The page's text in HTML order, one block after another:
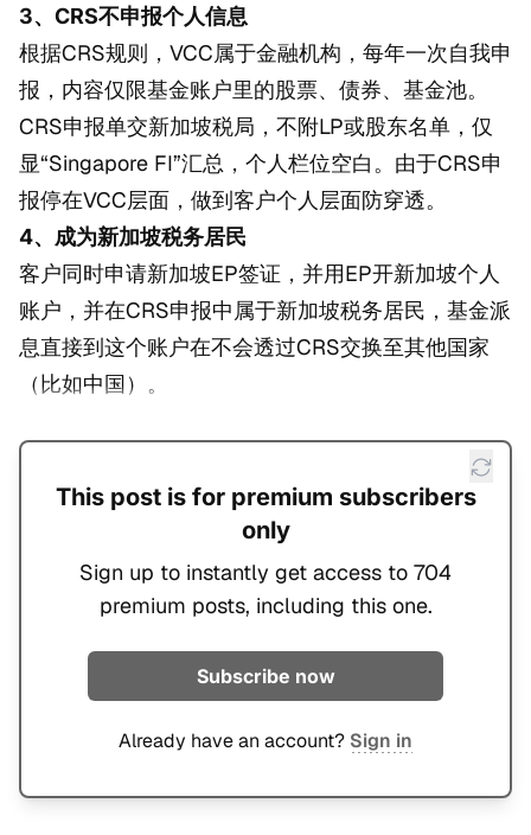
3、CRS不申报个人信息
根据CRS规则，VCC属于金融机构，每年一次自我申
报，内容仅限基金账户里的股票、债券、基金池。
CRS申报单交新加坡税局，不附LP或股东名单，仅
显“Singapore FI”汇总，个人栏位空白。由于CRS申
报停在VCC层面，做到客户个人层面防穿透。
4、成为新加坡税务居民
客户同时申请新加坡EP签证，并用EP开新加坡个人
账户，并在CRS申报中属于新加坡税务居民，基金派
息直接到这个账户在不会透过CRS交换至其他国家
（比如中国）。
This post is for premium subscribers
only
Sign up to instantly get access to 704
premium posts, including this one.
Subscribe now
Already have an account? Sign in